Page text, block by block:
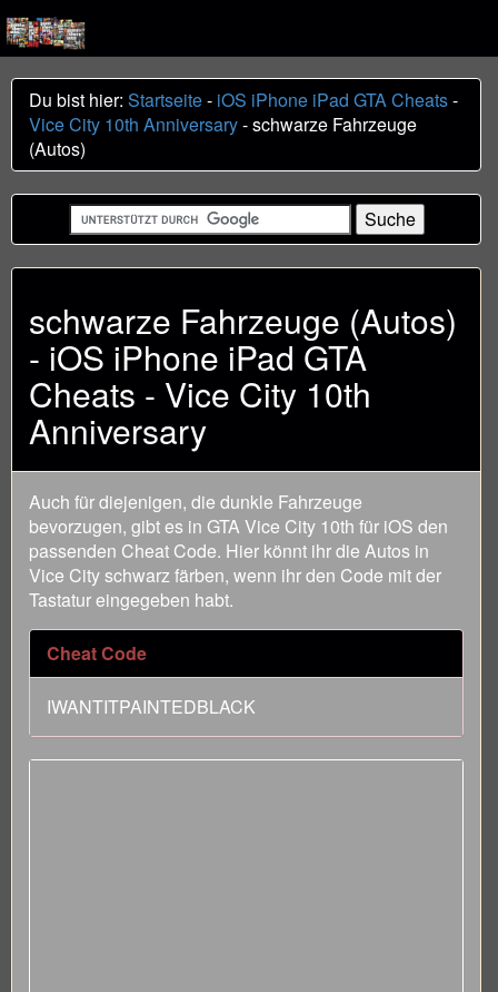
Du bist hier: Startseite- iOS iPhone iPad GTA Cheats-
Vice City 10th Anniversary- schwarze Fahrzeuge
(Autos)
schwarze Fahrzeuge (Autos)
- iOS iPhone iPad GTA
Cheats - Vice City 10th
Anniversary
Auch für diejenigen, die dunkle Fahrzeuge
bevorzugen, gibt es in GTA Vice City 10th für iOS den
passenden Cheat Code. Hier könnt ihr die Autos in
Vice City schwarz färben, wenn ihr den Code mit der
Tastatur eingegeben habt.
Cheat Code
IWANTITPAINTEDBLACK